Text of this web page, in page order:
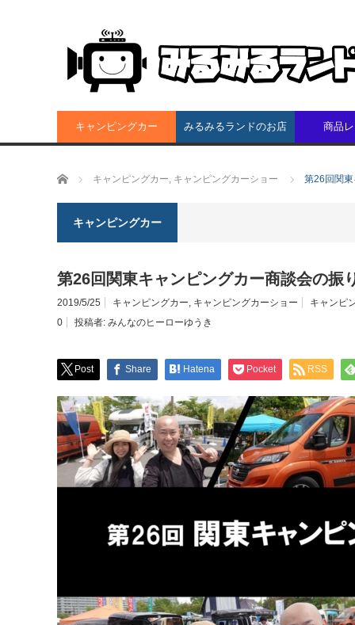
キャンピングカー みるみるランドのお店 商品
ホーム キャンピングカー, キャンピングカーショー 第26回関
キャンピングカー
第26回関東キャンピングカー商談会の振
2019/5/25 キャンピングカー, キャンピングカーショー
キャンピ
0
投稿者: みんなのヒーローゆうき
Post Share Hatena Pocket RSS